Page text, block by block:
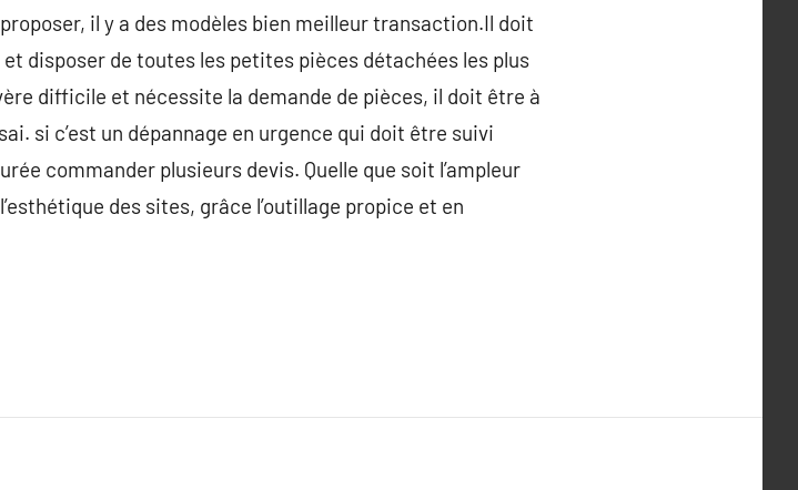
il y a des modèles bien meilleur transaction.Il doit
disposer de toutes les petites pièces détachées les plus
difficile et nécessite la demande de pièces, il doit être à
si c’est un dépannage en urgence qui doit être suivi
commander plusieurs devis. Quelle que soit l’ampleur
des sites, grâce l’outillage propice et en